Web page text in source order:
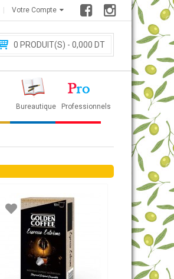
Votre Compte
0 PRODUIT(S) - 0,000 DT
Bureautique Professionnels